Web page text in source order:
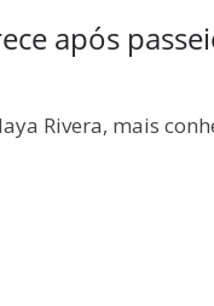
após
Rivera, mais